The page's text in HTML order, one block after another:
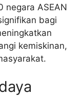
negara ASEAN
bagi
kemiskinan,